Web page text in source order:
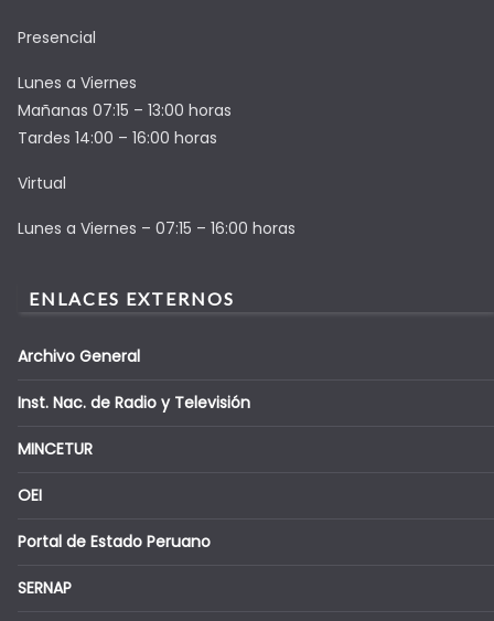
Presencial
Lunes a Viernes
Mañanas 07:15 – 13:00 horas
Tardes 14:00 – 16:00 horas
Virtual
Lunes a Viernes – 07:15 – 16:00 horas
ENLACES EXTERNOS
Archivo General
Inst. Nac. de Radio y Televisión
MINCETUR
OEI
Portal de Estado Peruano
SERNAP